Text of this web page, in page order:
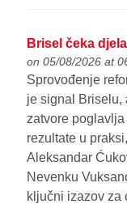
Brisel čeka
on 05/08/2026 at
Sprovođenje
je signal Briselu,
zatvore
rezultate u
Aleksandar
Nevenku
ključni izazov za